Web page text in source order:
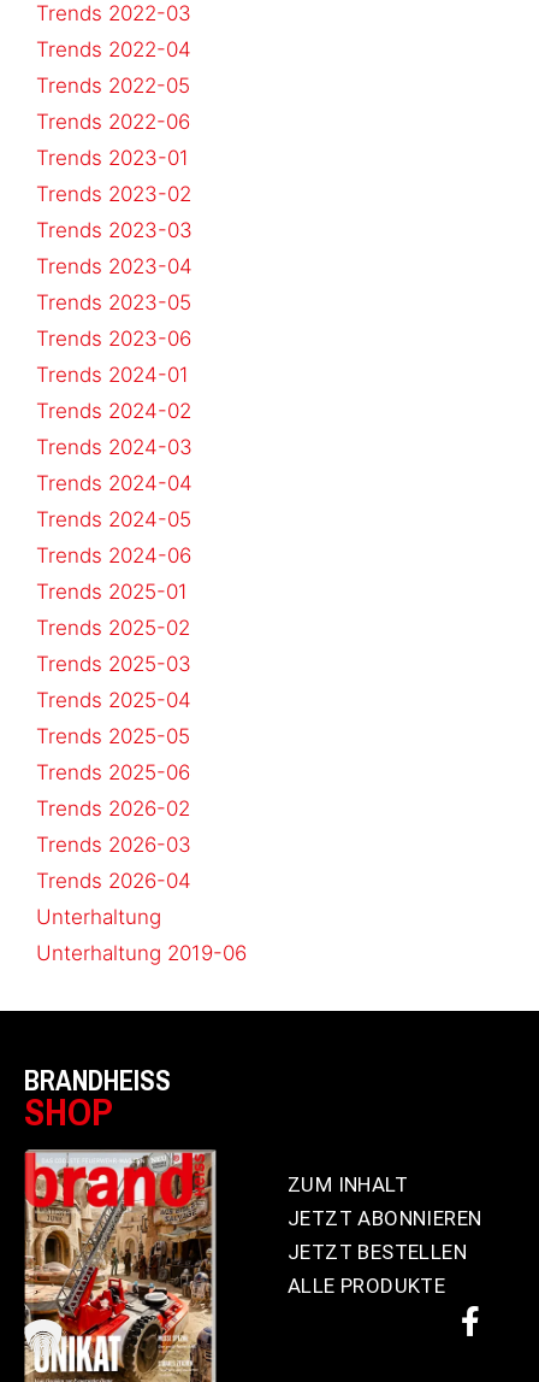
Trends 2022-03
Trends 2022-04
Trends 2022-05
Trends 2022-06
Trends 2023-01
Trends 2023-02
Trends 2023-03
Trends 2023-04
Trends 2023-05
Trends 2023-06
Trends 2024-01
Trends 2024-02
Trends 2024-03
Trends 2024-04
Trends 2024-05
Trends 2024-06
Trends 2025-01
Trends 2025-02
Trends 2025-03
Trends 2025-04
Trends 2025-05
Trends 2025-06
Trends 2026-02
Trends 2026-03
Trends 2026-04
Unterhaltung
Unterhaltung 2019-06
BRANDHEISS
SHOP
ZUM INHALT
JETZT ABONNIEREN
JETZT BESTELLEN
ALLE PRODUKTE